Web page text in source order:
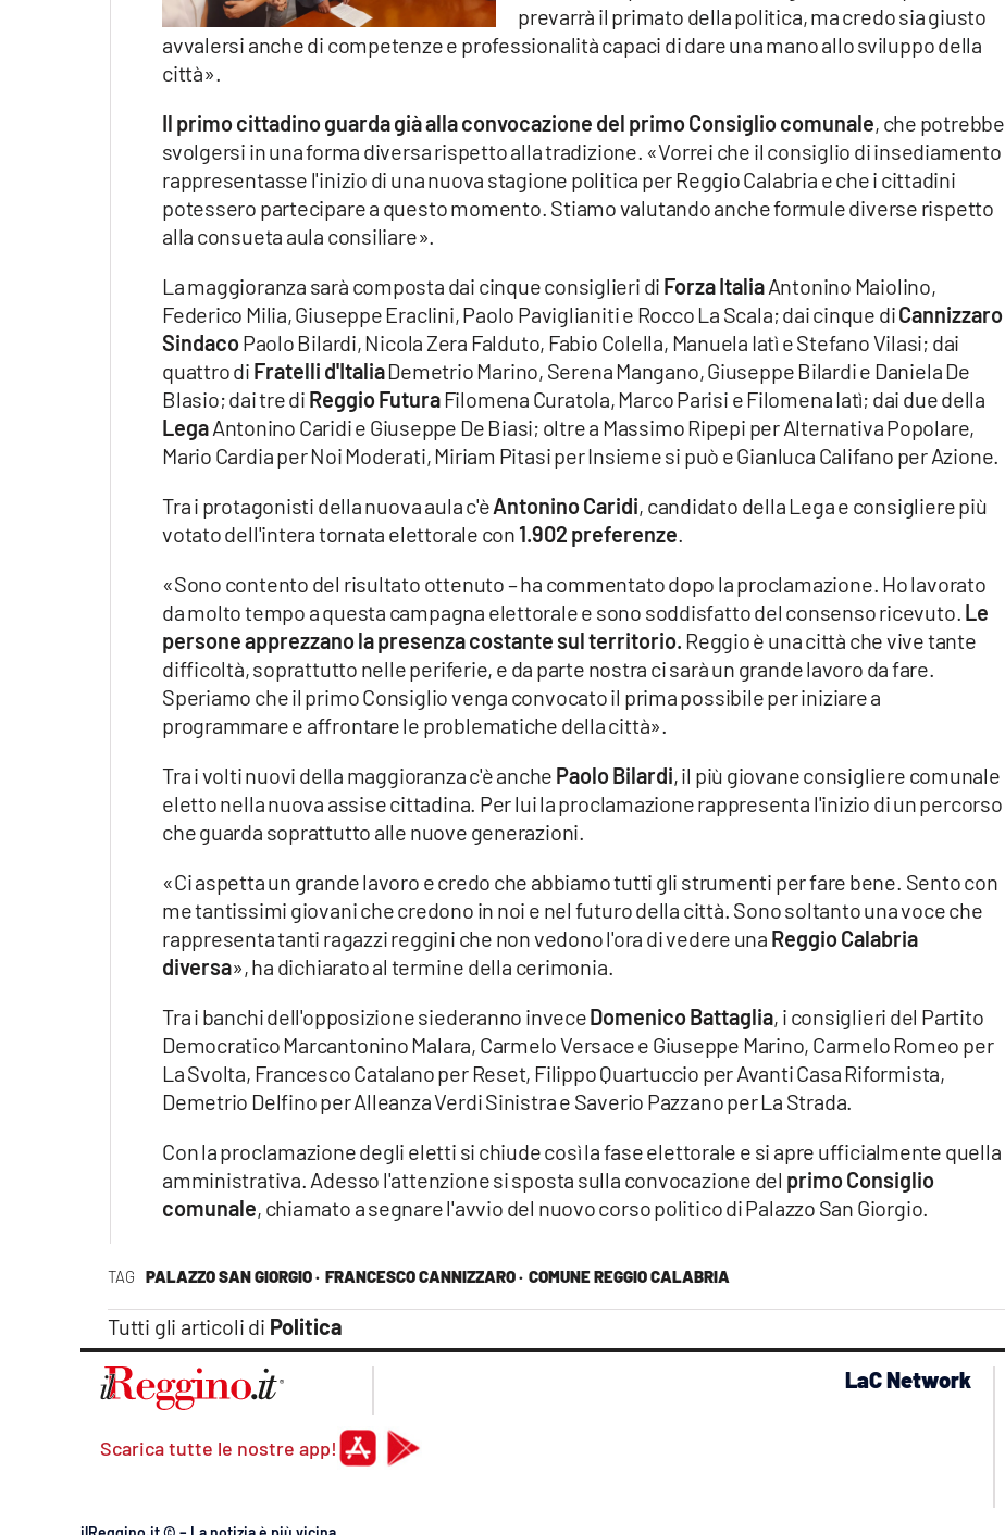
TAG PALAZZO SAN GIORGIO · FRANCESCO CANNIZZARO · COMUNE REGGIO CALABRIA
Tutti gli articoli di Politica
prevarrà il primato della politica, ma credo sia giusto
avvalersi anche di competenze e professionalità capaci di dare una mano allo sviluppo della
città».
Il primo cittadino guarda già alla convocazione del primo Consiglio comunale, che potrebbe
svolgersi in una forma diversa rispetto alla tradizione. «Vorrei che il consiglio di insediamento
rappresentasse l'inizio di una nuova stagione politica per Reggio Calabria e che i cittadini
potessero partecipare a questo momento. Stiamo valutando anche formule diverse rispetto
alla consueta aula consiliare».
La maggioranza sarà composta dai cinque consiglieri di Forza ItaliaAntonino Maiolino,
Federico Milia, Giuseppe Eraclini, Paolo Paviglianiti e Rocco La Scala; dai cinque diCannizzaro
SindacoPaolo Bilardi, Nicola Zera Falduto, Fabio Colella, Manuela Iatì e Stefano Vilasi; dai
quattro di Fratelli d'ItaliaDemetrio Marino, Serena Mangano, Giuseppe Bilardi e Daniela De
Blasio; dai tre di Reggio FuturaFilomena Curatola, Marco Parisi e Filomena Iatì; dai due della
LegaAntonino Caridi e Giuseppe De Biasi; oltre a Massimo Ripepi per Alternativa Popolare,
Mario Cardia per Noi Moderati, Miriam Pitasi per Insieme si può e Gianluca Califano per Azione.
Tra i protagonisti della nuova aula c'èAntonino Caridi, candidato della Lega e consigliere più
votato dell'intera tornata elettorale con 1.902 preferenze.
«Sono contento del risultato ottenuto – ha commentato dopo la proclamazione. Ho lavorato
da molto tempo a questa campagna elettorale e sono soddisfatto del consenso ricevuto. Le
persone apprezzano la presenza costante sul territorio. Reggio è una città che vive tante
difficoltà, soprattutto nelle periferie, e da parte nostra ci sarà un grande lavoro da fare.
Speriamo che il primo Consiglio venga convocato il prima possibile per iniziare a
programmare e affrontare le problematiche della città».
Tra i volti nuovi della maggioranza c'è anche Paolo Bilardi, il più giovane consigliere comunale
eletto nella nuova assise cittadina. Per lui la proclamazione rappresenta l'inizio di un percorso
che guarda soprattutto alle nuove generazioni.
«Ci aspetta un grande lavoro e credo che abbiamo tutti gli strumenti per fare bene. Sento con
me tantissimi giovani che credono in noi e nel futuro della città. Sono soltanto una voce che
rappresenta tanti ragazzi reggini che non vedono l'ora di vedere una Reggio Calabria
diversa», ha dichiarato al termine della cerimonia.
Tra i banchi dell'opposizione siederanno inveceDomenico Battaglia, i consiglieri del Partito
Democratico Marcantonino Malara, Carmelo Versace e Giuseppe Marino, Carmelo Romeo per
La Svolta, Francesco Catalano per Reset, Filippo Quartuccio per Avanti Casa Riformista,
Demetrio Delfino per Alleanza Verdi Sinistra e Saverio Pazzano per La Strada.
Con la proclamazione degli eletti si chiude così la fase elettorale e si apre ufficialmente quella
amministrativa. Adesso l'attenzione si sposta sulla convocazione del primo Consiglio
comunale, chiamato a segnare l'avvio del nuovo corso politico di Palazzo San Giorgio.
Scarica tutte le nostre app!
LaC Network